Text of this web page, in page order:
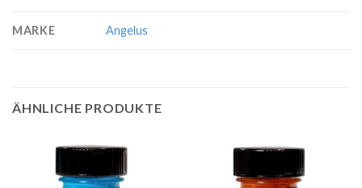
MARKE Angelus
ÄHNLICHE PRODUKTE